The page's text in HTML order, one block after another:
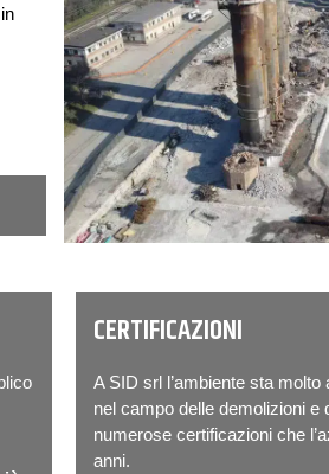
CERTIFICAZIONI
A SID srl l’ambiente sta
nel campo delle demolizioni e
numerose certificazioni che
anni.